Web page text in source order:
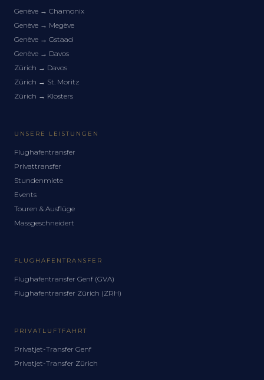
Genève → Chamonix
Genève → Megève
Genève → Gstaad
Genève → Davos
Zürich → Davos
Zürich → St. Moritz
Zürich → Klosters
UNSERE LEISTUNGEN
Flughafentransfer
Privattransfer
Stundenmiete
Events
Touren & Ausflüge
Massgeschneidert
FLUGHAFENTRANSFER
Flughafentransfer Genf (GVA)
Flughafentransfer Zürich (ZRH)
PRIVATLUFTFAHRT
Privatjet-Transfer Genf
Privatjet-Transfer Zürich